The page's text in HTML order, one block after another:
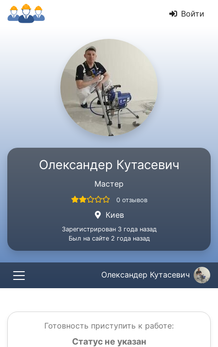
Войти
Олександер Кутасевич
Мастер
0 отзывов
Киев
Зарегистрирован 3 года назад
Был на сайте 2 года назад
Олександер Кутасевич
Готовность приступить к работе:
Статус не указан